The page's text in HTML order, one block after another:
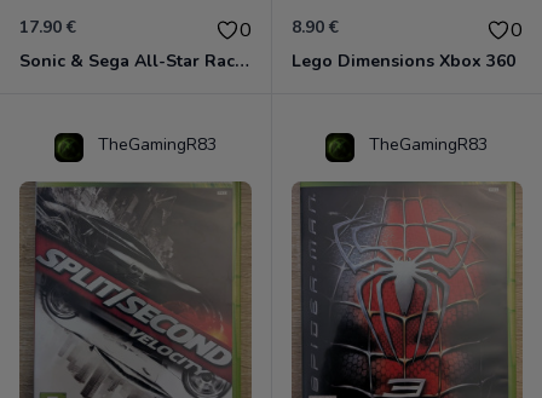
17.90 € 0
Sonic & Sega All-Star Racing - Transformed Xbox 360
8.90 € 0
Lego Dimensions Xbox 360
TheGamingR83 TheGamingR83